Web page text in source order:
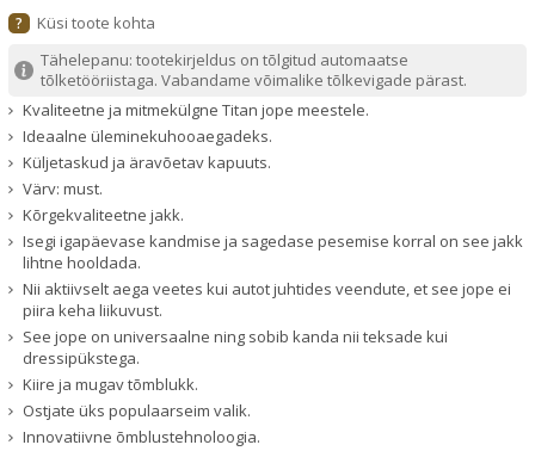
?
Küsi toote kohta
Tähelepanu: tootekirjeldus on tõlgitud automaatse
tõlketööriistaga. Vabandame võimalike tõlkevigade pärast.
Kvaliteetne ja mitmekülgne Titan jope meestele.
Ideaalne üleminekuhooaegadeks.
Küljetaskud ja äravõetav kapuuts.
Värv: must.
Kõrgekvaliteetne jakk.
Isegi igapäevase kandmise ja sagedase pesemise korral on see jakk
lihtne hooldada.
Nii aktiivselt aega veetes kui autot juhtides veendute, et see jope ei
piira keha liikuvust.
See jope on universaalne ning sobib kanda nii teksade kui
dressipükstega.
Kiire ja mugav tõmblukk.
Ostjate üks populaarseim valik.
Innovatiivne õmblustehnoloogia.